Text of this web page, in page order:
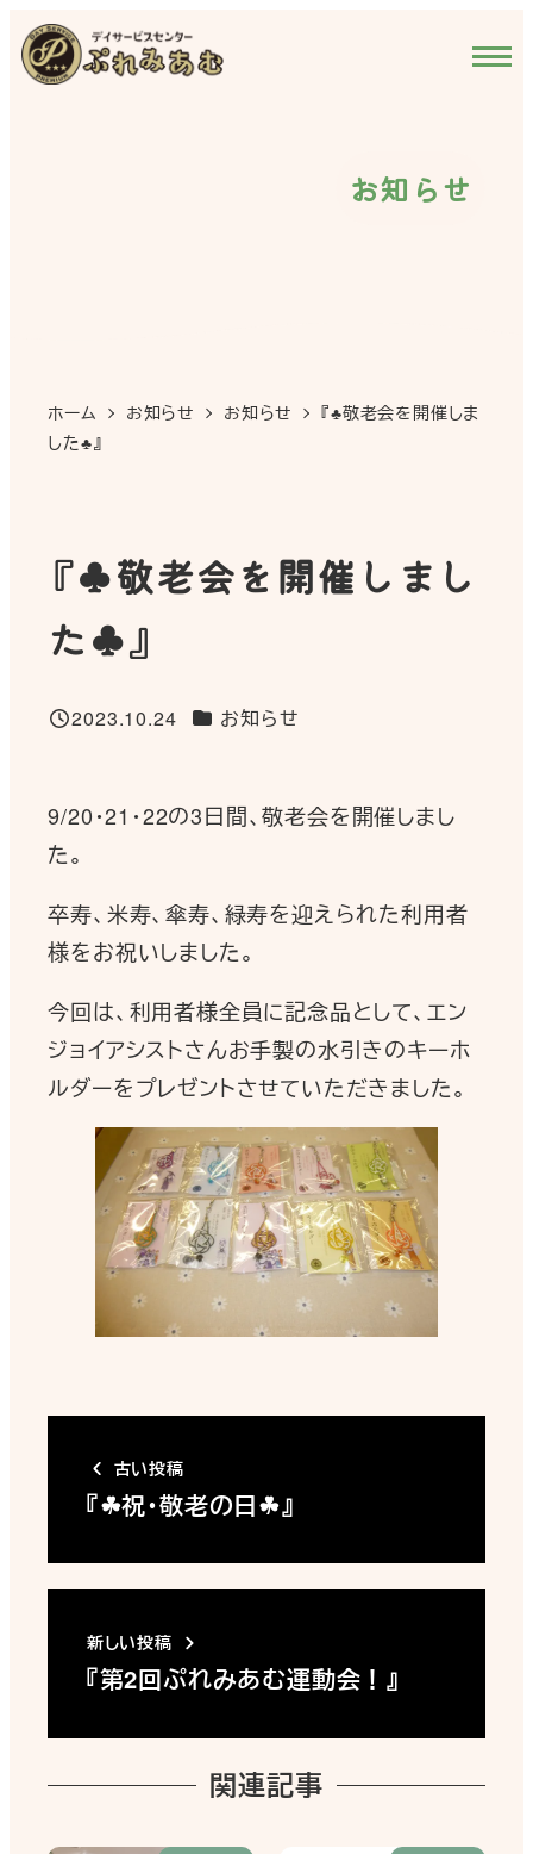
メ
イ
お知らせ
ホーム お知らせ お知らせ
『♣敬老会を開催しま
した♣』
『♣敬老会を開催しまし
た♣』
投稿日
2023.10.24 カテゴリー
お知らせ
9/20・21・22の3日間、敬老会を開催しまし
た。
卒寿、米寿、傘寿、緑寿を迎えられた利用者
様をお祝いしました。
今回は、利用者様全員に記念品として、エン
ジョイアシストさんお手製の水引きのキーホ
ルダーをプレゼントさせていただきました。
古い投稿
『☘祝・敬老の日☘』
新しい投稿
『第2回ぷれみあむ運動会！』
関連記事